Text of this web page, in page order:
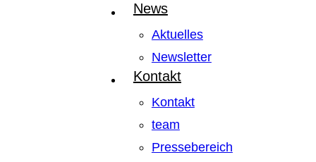
News
Aktuelles
Newsletter
Kontakt
Kontakt
team
Pressebereich